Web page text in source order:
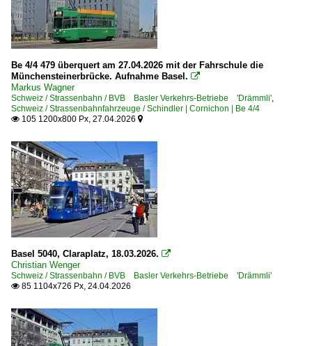
Be 4/4 479 überquert am 27.04.2026 mit der Fahrschule die
Münchensteinerbrücke. Aufnahme Basel. 
Markus Wagner
Schweiz / Strassenbahn / BVB Basler Verkehrs-Betriebe 'Drämmli',
Schweiz / Strassenbahnfahrzeuge / Schindler | Cornichon | Be 4/4
 105 1200x800 Px, 27.04.2026 
Basel 5040, Claraplatz, 18.03.2026. 
Christian Wenger
Schweiz / Strassenbahn / BVB Basler Verkehrs-Betriebe 'Drämmli'
 85 1104x726 Px, 24.04.2026